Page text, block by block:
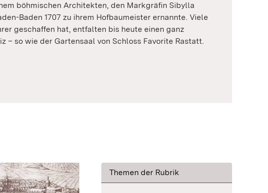
böhmischen Architekten, den Markgräfin Sibylla
Baden 1707 zu ihrem Hofbaumeister ernannte. Viele
geschaffen hat, entfalten bis heute einen ganz
– so wie der Gartensaal von Schloss Favorite Rastatt.
Themen der Rubrik